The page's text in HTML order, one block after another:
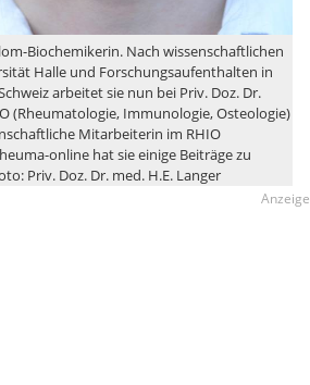
Biochemikerin. Nach wissenschaftlichen
Halle und Forschungsaufenthalten in
arbeitet sie nun bei Priv. Doz. Dr.
(Rheumatologie, Immunologie, Osteologie)
Mitarbeiterin im RHIO
online hat sie einige Beiträge zu
Priv. Doz. Dr. med. H.E. Langer